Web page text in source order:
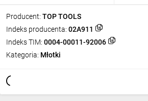
Producent: TOP TOOLS
Indeks producenta: 02A911
Indeks TIM: 0004-00011-92006
Kategoria: Młotki